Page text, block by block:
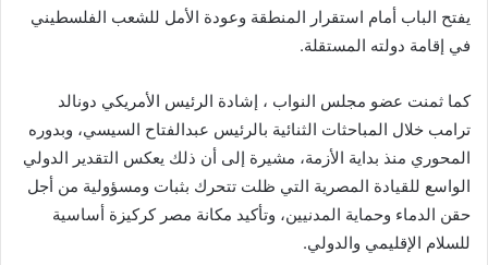
يفتح الباب أمام استقرار المنطقة وعودة الأمل للشعب الفلسطيني
في إقامة دولته المستقلة.
كما ثمنت عضو مجلس النواب ، إشادة الرئيس الأمريكي دونالد
ترامب خلال المباحثات الثنائية بالرئيس عبدالفتاح السيسي، وبدوره
المحوري منذ بداية الأزمة، مشيرة إلى أن ذلك يعكس التقدير الدولي
الواسع للقيادة المصرية التي ظلت تتحرك بثبات ومسؤولية من أجل
حقن الدماء وحماية المدنيين، وتأكيد مكانة مصر كركيزة أساسية
للسلام الإقليمي والدولي.